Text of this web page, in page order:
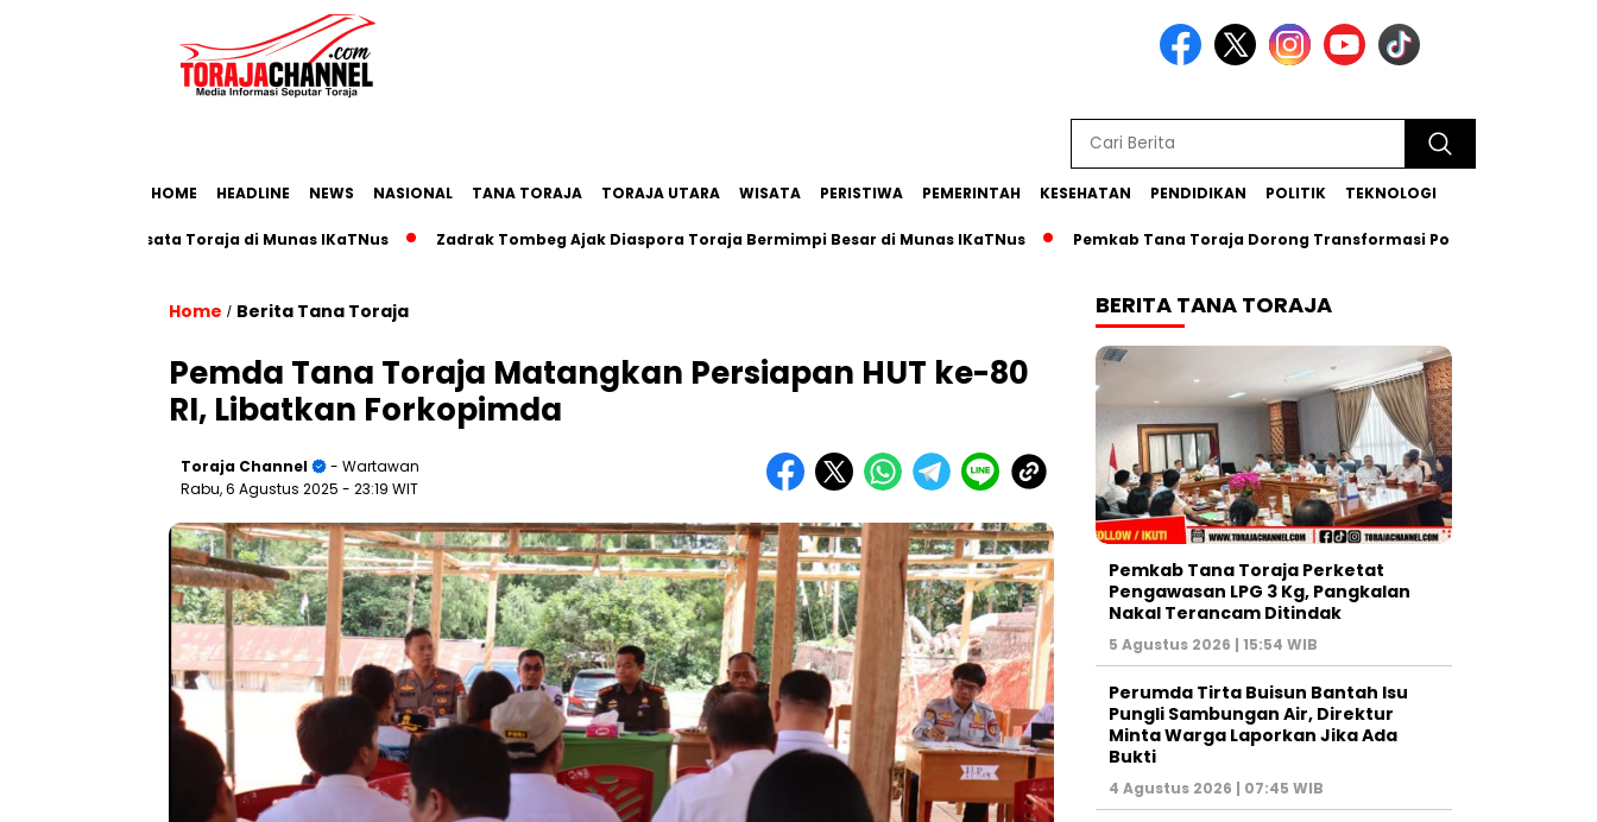
HOME HEADLINE NEWS NASIONAL TANA TORAJA TORAJA UTARA WISATA PERISTIWA PEMERINTAH KESEHATAN PENDIDIKAN POLITIK TEKNOLOGI
Pariwisata Toraja di Munas IKaTNus Zadrak Tombeg Ajak Diaspora Toraja Bermimpi Besar di Munas IKaTNus Pemkab Tana Toraja Dorong Transformasi Posyandu Era Baru
Home / Berita Tana Toraja
Pemda Tana Toraja Matangkan Persiapan HUT ke-80
RI, Libatkan Forkopimda
Toraja Channel
- Wartawan
Rabu, 6 Agustus 2025 - 23:19 WIT
BERITA TANA TORAJA
Pemkab Tana Toraja Perketat
Pengawasan LPG 3 Kg, Pangkalan
Nakal Terancam Ditindak
5 Agustus 2026 | 15:54 WIB
Perumda Tirta Buisun Bantah Isu
Pungli Sambungan Air, Direktur
Minta Warga Laporkan Jika Ada
Bukti
4 Agustus 2026 | 07:45 WIB